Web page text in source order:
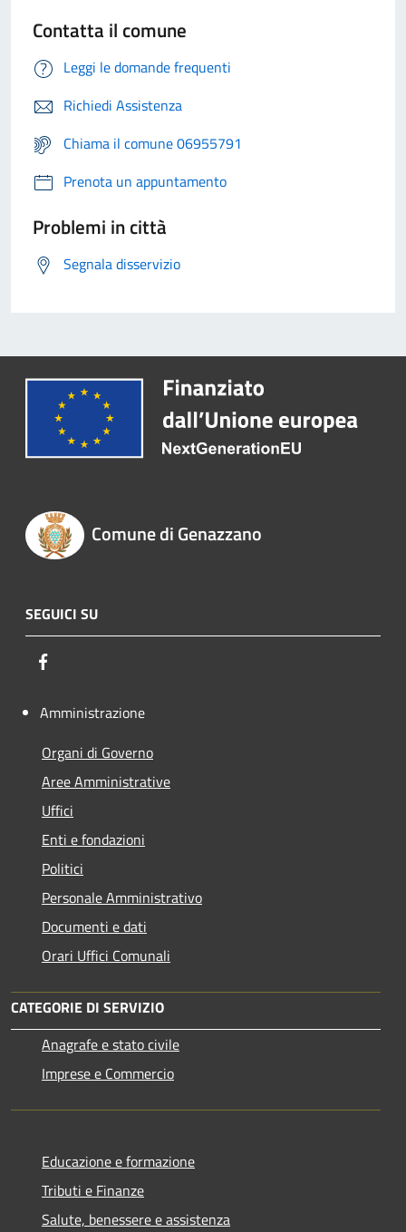
Contatta il comune
Leggi le domande frequenti
Richiedi Assistenza
Chiama il comune 06955791
Prenota un appuntamento
Problemi in città
Segnala disservizio
Comune di Genazzano
SEGUICI SU
Amministrazione
Organi di Governo
Aree Amministrative
Uffici
Enti e fondazioni
Politici
Personale Amministrativo
Documenti e dati
Orari Uffici Comunali
CATEGORIE DI SERVIZIO
Anagrafe e stato civile
Imprese e Commercio
Educazione e formazione
Tributi e Finanze
Salute, benessere e assistenza